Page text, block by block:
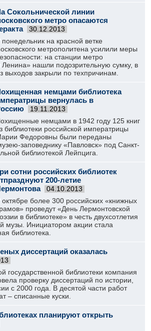
Сокольнической линии
метро опасаются
30.12.2013
понедельник на красной ветке
метрополитена усилили меры
на станции метро
нашли подозрительную сумку, в
выходов закрыли по техпричинам.
немцами библиотека
вернулась в
19.11.2013
немцами в 1942 году 125 книг
библиотеки российской императрицы
Федоровны были переданы
заповеднику «Павловск» под Санкт-
библиотекой Лейпцига.
сотни российских библиотек
200-летие
04.10.2013
октябре более 300 российских «книжных
проведут «День Лермонтовской
в библиотеке» в честь двухсотлетия
музы. Инициатором акции стала
библиотека.
диссертаций оказалась
государственной библиотеки компания
проверку диссертаций по истории,
с 2000 года. В десятой части работ
– списанные куски.
планируют открыть